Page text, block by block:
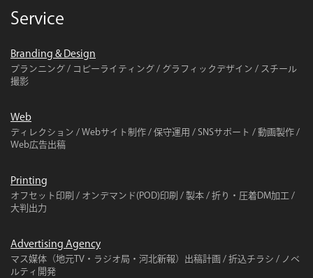
Service
Branding & Design
プランニング / コピーライティング / グラフィックデザイン / スチール
撮影
Web
ディレクション / Webサイト制作 / 保守運用 / SNSサポート / 動画製作 /
Web広告出稿
Printing
オフセット印刷 / オンデマンド(POD)印刷 / 製本 / 折り・圧着DM加工 /
大判出力
Advertising Agency
マス媒体（地元TV・ラジオ局・河北新報）出稿計画 / 折込チラシ / ノベ
ルティ開発